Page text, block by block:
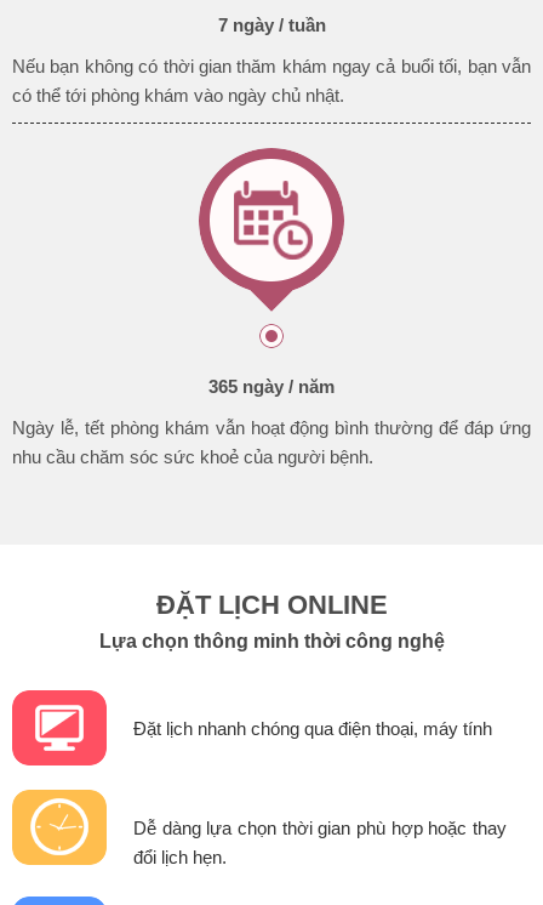
7 ngày / tuần
Nếu bạn không có thời gian thăm khám ngay cả buổi tối, bạn vẫn
có thể tới phòng khám vào ngày chủ nhật.
365 ngày / năm
Ngày lễ, tết phòng khám vẫn hoạt động bình thường để đáp ứng
nhu cầu chăm sóc sức khoẻ của người bệnh.
ĐẶT LỊCH ONLINE
Lựa chọn thông minh thời công nghệ
Đặt lịch nhanh chóng qua điện thoại, máy tính
Dễ dàng lựa chọn thời gian phù hợp hoặc thay
đổi lịch hẹn.